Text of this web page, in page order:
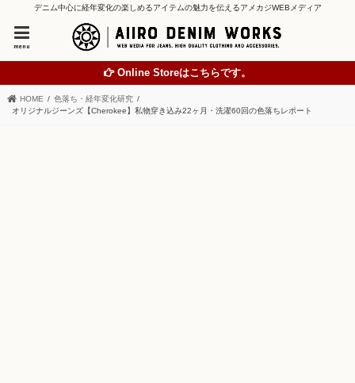
デニム中心に経年変化の楽しめるアイテムの魅力を伝えるアメカジWEBメディア
menu
Online Storeはこちらです。
HOME
色落ち・経年変化研究
オリジナルジーンズ【Cherokee】私物穿き込み22ヶ月・洗濯60回の色落ちレポート